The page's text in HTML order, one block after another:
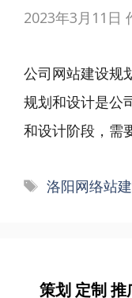
2023年3月11日
公司网站建设规
规划和设计是公
和设计阶段，需
标
洛阳网络站
策划 定制 推